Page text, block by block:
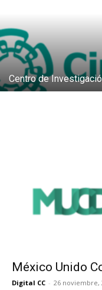
Centro de
México Unido
Digital CC - 26 noviembre,